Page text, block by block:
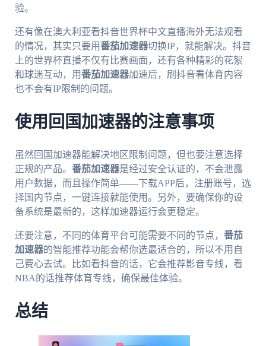
验。
还有像在澳大利亚看抖音世界杯中文直播海外无法观看
的情况，其实只要用番茄加速器切换IP，就能解决。抖音
上的世界杯直播不仅有比赛画面，还有各种精彩的花絮
和球迷互动，用番茄加速器加速后，刷抖音看体育内容
也不会有IP限制的问题。
使用回国加速器的注意事项
虽然回国加速器能解决地区限制问题，但也要注意选择
正规的产品。 番茄加速器是经过安全认证的，不会泄露
用户数据，而且操作简单——下载APP后，注册账号，选
择国内节点，一键连接就能使用。另外，要确保你的设
备系统是最新的，这样加速器运行会更稳定。
还要注意，不同的体育平台可能需要不同的节点， 番茄
加速器的智能推荐功能会帮你选最适合的，所以不用自
己费心去试。比如看抖音的话，它会推荐影音专线，看
NBA的话推荐体育专线，确保最佳体验。
总结